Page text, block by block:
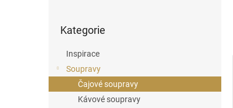
n
kategorie
Kategorie
Inspirace
Soupravy
Čajové soupravy
Kávové soupravy